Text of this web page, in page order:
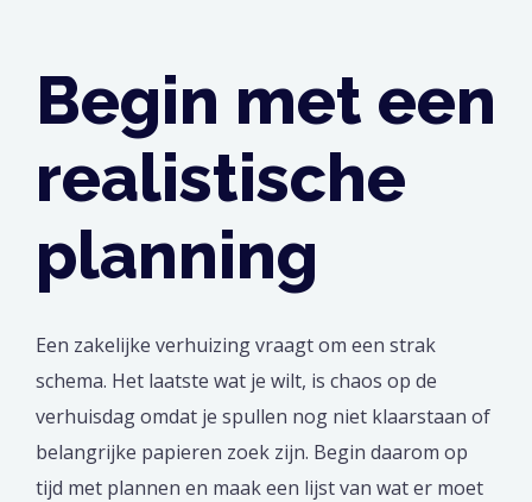
Begin met een
realistische
planning
Een zakelijke verhuizing vraagt om een strak
schema. Het laatste wat je wilt, is chaos op de
verhuisdag omdat je spullen nog niet klaarstaan of
belangrijke papieren zoek zijn. Begin daarom op
tijd met plannen en maak een lijst van wat er moet